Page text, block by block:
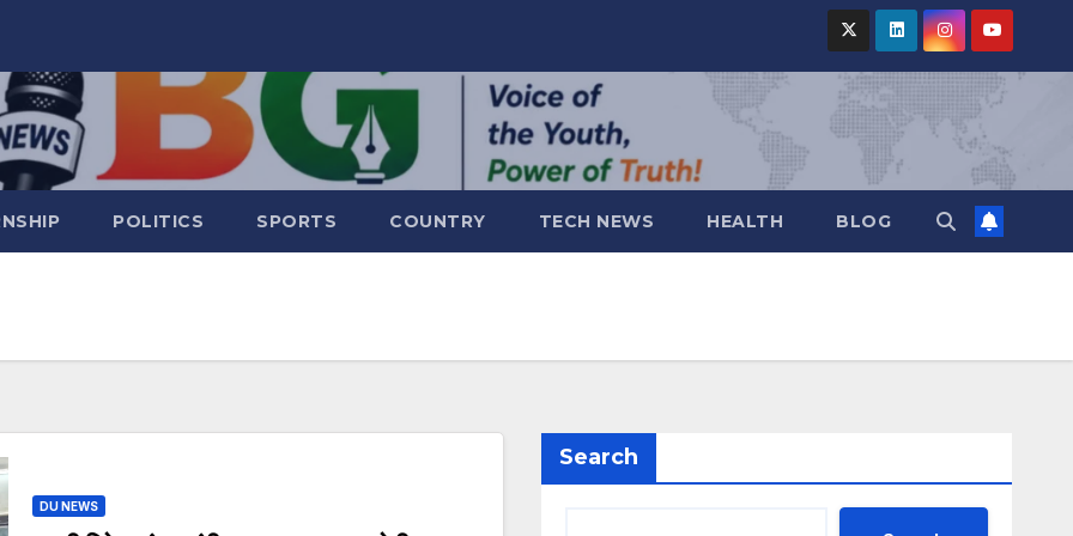
POLITICS SPORTS COUNTRY TECH NEWS HEALTH BLOG
DU NEWS
Search